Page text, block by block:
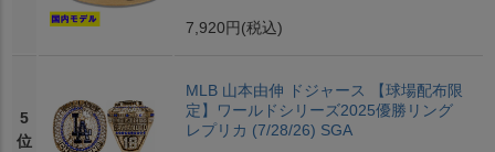
7,920円 (税込)
5
位
MLB 山本由伸 ドジャース 【球場配布限
定】ワールドシリーズ2025優勝リング
レプリカ (7/28/26) SGA